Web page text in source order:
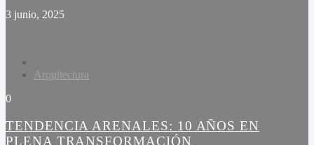
3 junio, 2025
Arquitectura
0
TENDENCIA ARENALES: 10 AÑOS EN
PLENA TRANSFORMACIÓN